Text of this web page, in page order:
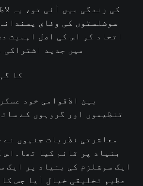
کی زندگی میں آئی تو، یہ
سوشلسٹوں کی وفاق
اتحاد کو اس کی اصل اہمیت
میں جدید اشتراکی
کا
بین الاقوامی خود
تنظیموں اور گروہوں کے
معاشرتی نظریات جنہوں نے
بنیاد پر قائم کیا تھا۔اس
ایک سوشلزم کی بنیاد پر ایک
عظیم تخلیقی خیال آیا جس